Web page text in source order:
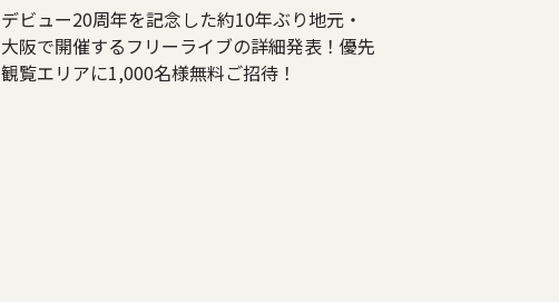
デビュー20周年を記念した約10年ぶり地元・
大阪で開催するフリーライブの詳細発表！優先
観覧エリアに1,000名様無料ご招待！